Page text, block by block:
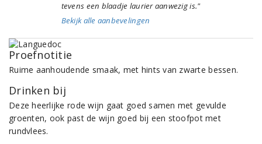
tevens een blaadje laurier aanwezig is."
Bekijk alle aanbevelingen
Proefnotitie
Ruime aanhoudende smaak, met hints van zwarte bessen.
Drinken bij
Deze heerlijke rode wijn gaat goed samen met gevulde
groenten, ook past de wijn goed bij een stoofpot met
rundvlees.